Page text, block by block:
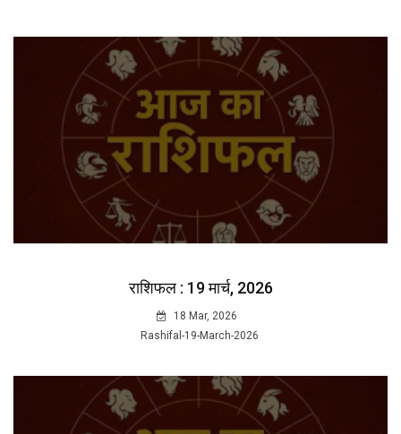
राशिफल : 19 मार्च, 2026
18 Mar, 2026
Rashifal-19-March-2026